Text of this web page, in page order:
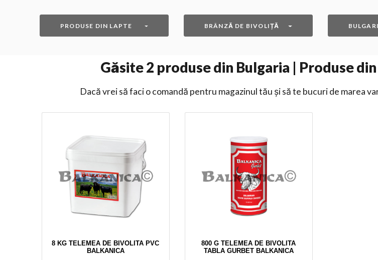
PRODUSE DIN LAPTE BRÂNZĂ DE BIVOLIȚĂ
Găsite2 produse din Bulgaria | Produse
Dacă vrei să faci o comandă pentru magazinul tău și să te bucuri de marea
8 KG TELEMEA DE BIVOLITA PVC
BALKANICA
800 G TELEMEA DE BIVOLITA
TABLA GURBET BALKANICA